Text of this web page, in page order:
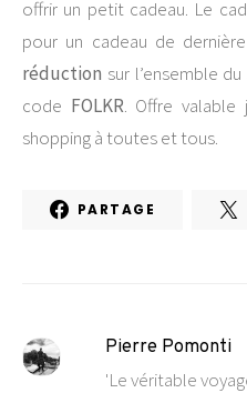
offrir un petit cadeau. Le
pour un cadeau de
réduction sur l’ensemble
code FOLKR. Offre valable
shopping à toutes et tous.
PARTAGE
Pierre Pomonti
'Le véritable